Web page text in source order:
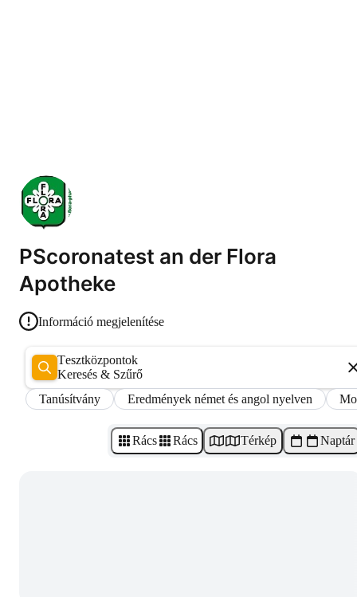
PScoronatest an der Flora
Apotheke
Információ megjelenítése
Tesztközpontok
Keresés & Szűrő
Tanúsítvány
Eredmények német és angol nyelven
Rács Rács Térkép Naptár